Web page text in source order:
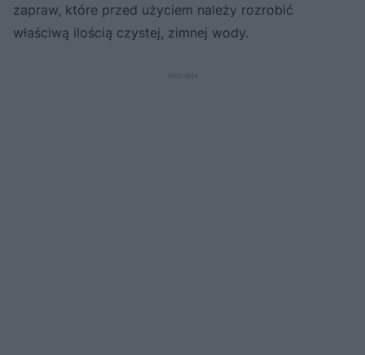
zapraw, które przed użyciem należy rozrobić
właściwą ilością czystej, zimnej wody.